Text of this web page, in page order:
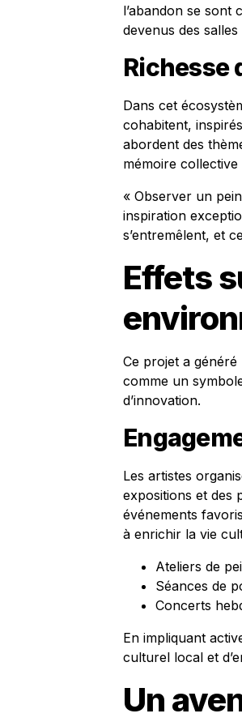
l’abandon se sont
devenus des
Richesse
Dans cet
cohabitent,
abordent des
mémoire collective
« Observer un
inspiration
s’entremêlent, et
Effets
Ce projet a
comme un
d’innovation.
Les artistes
expositions et des
événements
à enrichir la vie
Ateliers de
Séances de
Concerts
En impliquant
culturel local et
Un